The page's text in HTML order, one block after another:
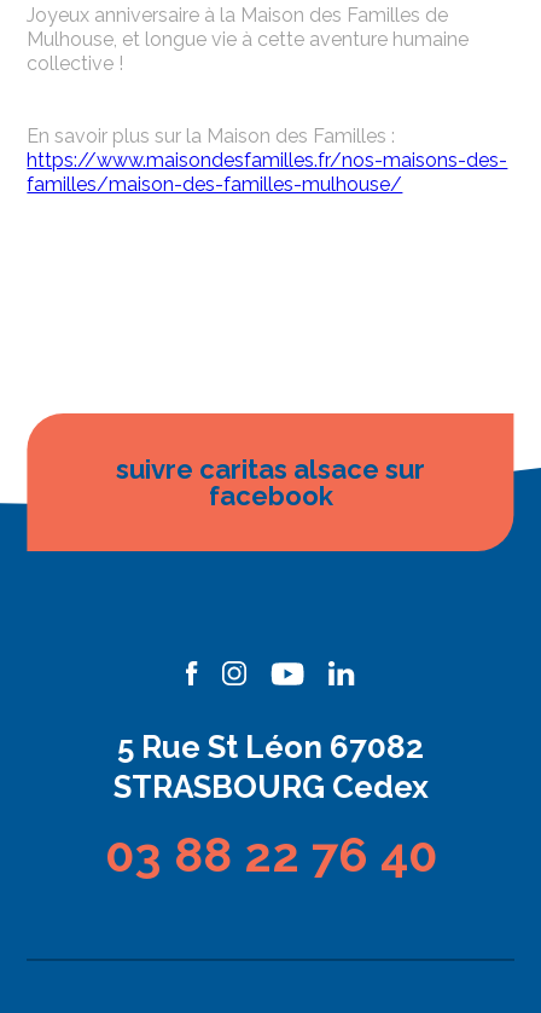
Joyeux anniversaire à la Maison des Familles de
Mulhouse, et longue vie à cette aventure humaine
collective !
En savoir plus sur la Maison des Familles :
https://www.maisondesfamilles.fr/nos-maisons-des-
familles/maison-des-familles-mulhouse/
suivre caritas alsace sur
facebook
5 Rue St Léon 67082
STRASBOURG Cedex
03 88 22 76 40